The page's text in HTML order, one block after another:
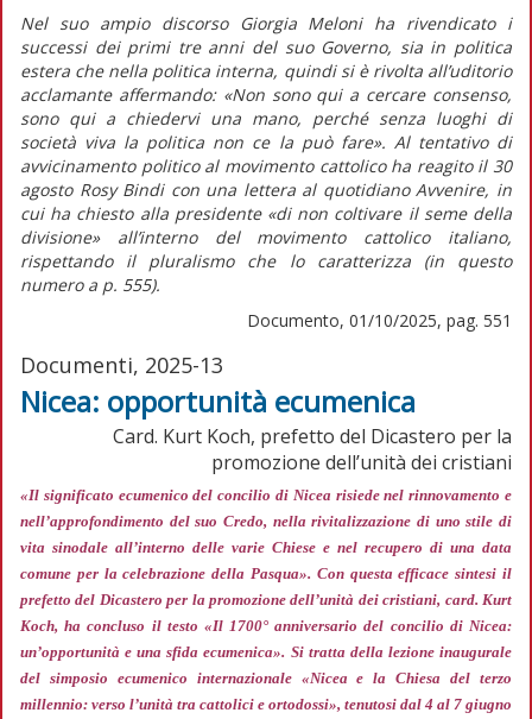
Nel suo ampio discorso Giorgia Meloni ha rivendicato i
successi dei primi tre anni del suo Governo, sia in politica
estera che nella politica interna, quindi si è rivolta all’uditorio
acclamante affermando:«Non sono qui a cercare consenso,
sono qui a chiedervi una mano, perché senza luoghi di
società viva la politica non ce la può fare». Al tentativo di
avvicinamento politico al movimento cattolico ha reagito il 30
agosto Rosy Bindi con una lettera al quotidianoAvvenire, in
cui ha chiesto alla presidente«di non coltivare il seme della
divisione» all’interno del movimento cattolico italiano,
rispettando il pluralismo che lo caratterizza (inquesto
numero a p. 555).
Documento, 01/10/2025, pag. 551
Documenti, 2025-13
Nicea: opportunità ecumenica
Card. Kurt Koch, prefetto del Dicastero per la
promozione dell’unità dei cristiani
«Il significato ecumenico del concilio di Nicea risiede nel rinnovamento e
nell’approfondimento del suo Credo, nella rivitalizzazione di uno stile di
vita sinodale all’interno delle varie Chiese e nel recupero di una data
comune per la celebrazione della Pasqua». Con questa efficace sintesi il
prefetto del Dicastero per la promozione dell’unità dei cristiani, card. Kurt
Koch, ha concluso il testo «Il 1700° anniversario del concilio di Nicea:
un’opportunità e una sfida ecumenica». Si tratta della lezione inaugurale
del simposio ecumenico internazionale «Nicea e la Chiesa del terzo
millennio: verso l’unità tra cattolici e ortodossi», tenutosi dal 4 al 7 giugno